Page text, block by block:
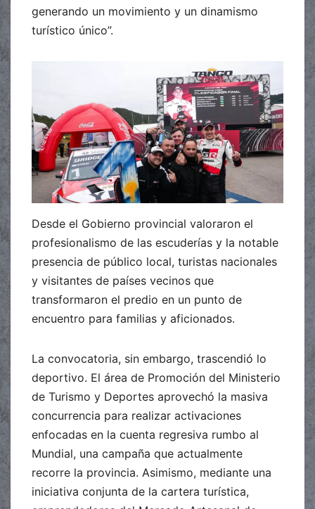
generando un movimiento y un dinamismo
turístico único”.
Desde el Gobierno provincial valoraron el
profesionalismo de las escuderías y la notable
presencia de público local, turistas nacionales
y visitantes de países vecinos que
transformaron el predio en un punto de
encuentro para familias y aficionados.
La convocatoria, sin embargo, trascendió lo
deportivo. El área de Promoción del Ministerio
de Turismo y Deportes aprovechó la masiva
concurrencia para realizar activaciones
enfocadas en la cuenta regresiva rumbo al
Mundial, una campaña que actualmente
recorre la provincia. Asimismo, mediante una
iniciativa conjunta de la cartera turística,